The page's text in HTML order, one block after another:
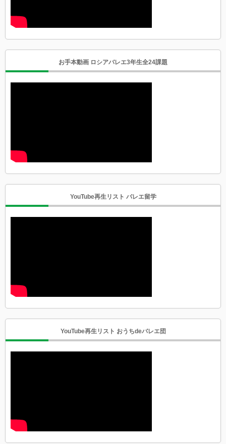
お手本動画 ロシアバレエ3年生全24課題
YouTube再生リスト バレエ留学
YouTube再生リスト おうちdeバレエ団